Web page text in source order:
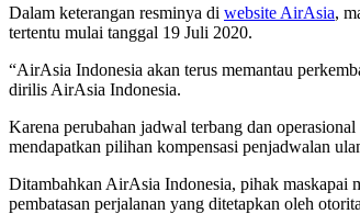
Dalam keterangan resminya di website AirAsia,
tertentu mulai tanggal 19 Juli 2020.
“AirAsia Indonesia akan terus memantau
dirilis AirAsia Indonesia.
Karena perubahan jadwal terbang dan
mendapatkan pilihan kompensasi penjadwalan
Ditambahkan AirAsia Indonesia, pihak maskapai
pembatasan perjalanan yang ditetapkan oleh